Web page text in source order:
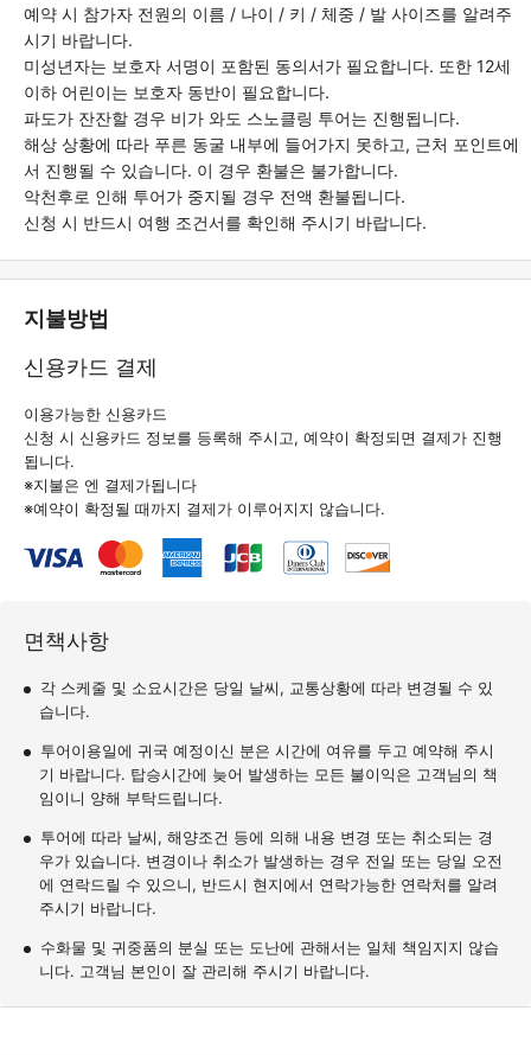
예약 시 참가자 전원의 이름 / 나이 / 키 / 체중 / 발 사이즈를 알려주
시기 바랍니다.
미성년자는 보호자 서명이 포함된 동의서가 필요합니다. 또한 12세
이하 어린이는 보호자 동반이 필요합니다.
파도가 잔잔할 경우 비가 와도 스노클링 투어는 진행됩니다.
해상 상황에 따라 푸른 동굴 내부에 들어가지 못하고, 근처 포인트에
서 진행될 수 있습니다. 이 경우 환불은 불가합니다.
악천후로 인해 투어가 중지될 경우 전액 환불됩니다.
신청 시 반드시 여행 조건서를 확인해 주시기 바랍니다.
지불방법
신용카드 결제
이용가능한 신용카드
신청 시 신용카드 정보를 등록해 주시고, 예약이 확정되면 결제가 진행
됩니다.
※지불은 엔 결제가됩니다
※예약이 확정될 때까지 결제가 이루어지지 않습니다.
면책사항
각 스케줄 및 소요시간은 당일 날씨, 교통상황에 따라 변경될 수 있
습니다.
투어이용일에 귀국 예정이신 분은 시간에 여유를 두고 예약해 주시
기 바랍니다. 탑승시간에 늦어 발생하는 모든 불이익은 고객님의 책
임이니 양해 부탁드립니다.
투어에 따라 날씨, 해양조건 등에 의해 내용 변경 또는 취소되는 경
우가 있습니다. 변경이나 취소가 발생하는 경우 전일 또는 당일 오전
에 연락드릴 수 있으니, 반드시 현지에서 연락가능한 연락처를 알려
주시기 바랍니다.
수화물 및 귀중품의 분실 또는 도난에 관해서는 일체 책임지지 않습
니다. 고객님 본인이 잘 관리해 주시기 바랍니다.